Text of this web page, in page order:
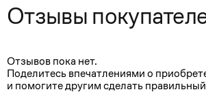
Отзывы
Отзывов пока нет.
Поделитесь впечатлениями о
и помогите другим сделать